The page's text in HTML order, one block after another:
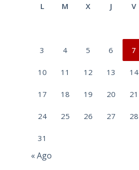
L M X J V
3 4 5 6 7
10 11 12 13 14
17 18 19 20 21
24 25 26 27 28
31
« Ago